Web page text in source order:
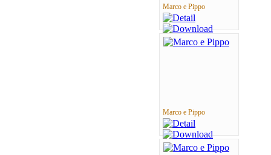
Marco e Pippo
Marco e Pippo